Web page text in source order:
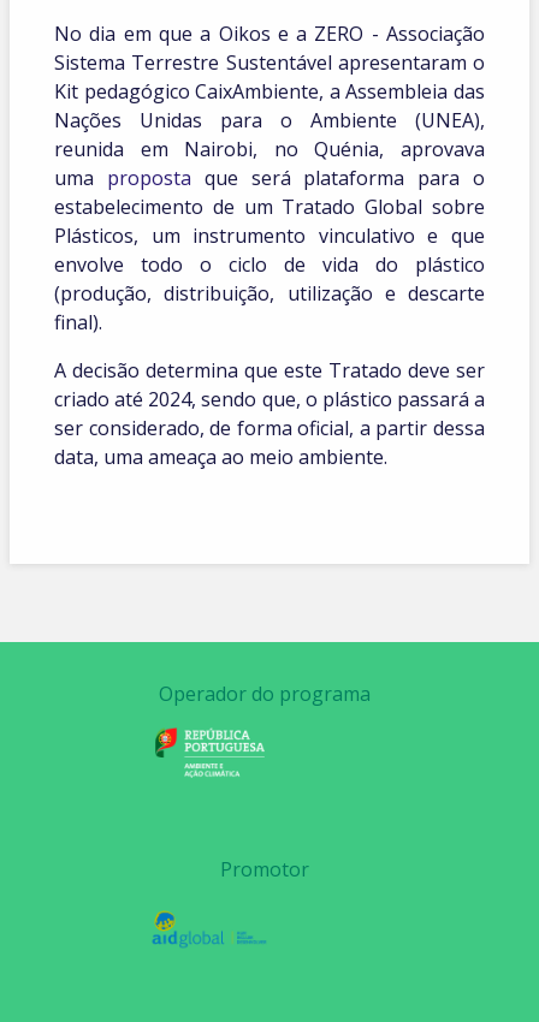
No dia em que a Oikos e a ZERO - Associação
Sistema Terrestre Sustentável apresentaram o
Kit pedagógico CaixAmbiente, a Assembleia das
Nações Unidas para o Ambiente (UNEA),
reunida em Nairobi, no Quénia, aprovava
uma proposta que será plataforma para o
estabelecimento de um Tratado Global sobre
Plásticos, um instrumento vinculativo e que
envolve todo o ciclo de vida do plástico
(produção, distribuição, utilização e descarte
final).
A decisão determina que este Tratado deve ser
criado até 2024, sendo que, o plástico passará a
ser considerado, de forma oficial, a partir dessa
data, uma ameaça ao meio ambiente.
Operador do programa
Promotor